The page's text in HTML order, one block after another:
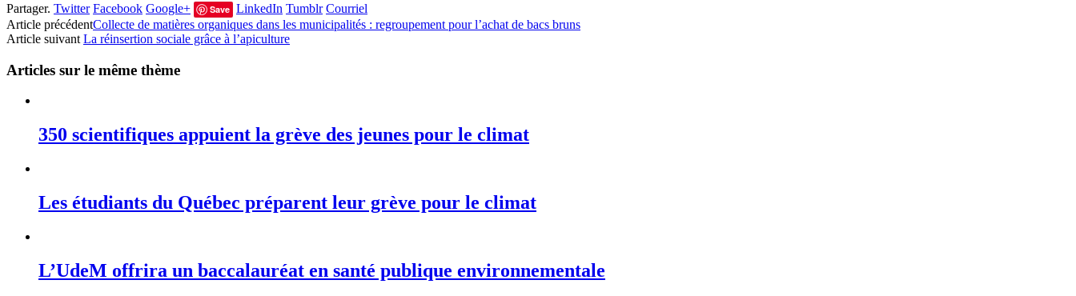
Partager. Twitter Facebook Google+ Save LinkedIn Tumblr Courriel
Article précédentCollecte de matières organiques dans les municipalités : regroupement pour l’achat de bacs bruns
Article suivant La réinsertion sociale grâce à l’apiculture
Articles sur le même thème
350 scientifiques appuient la grève des jeunes pour le climat
Les étudiants du Québec préparent leur grève pour le climat
L’UdeM offrira un baccalauréat en santé publique environnementale